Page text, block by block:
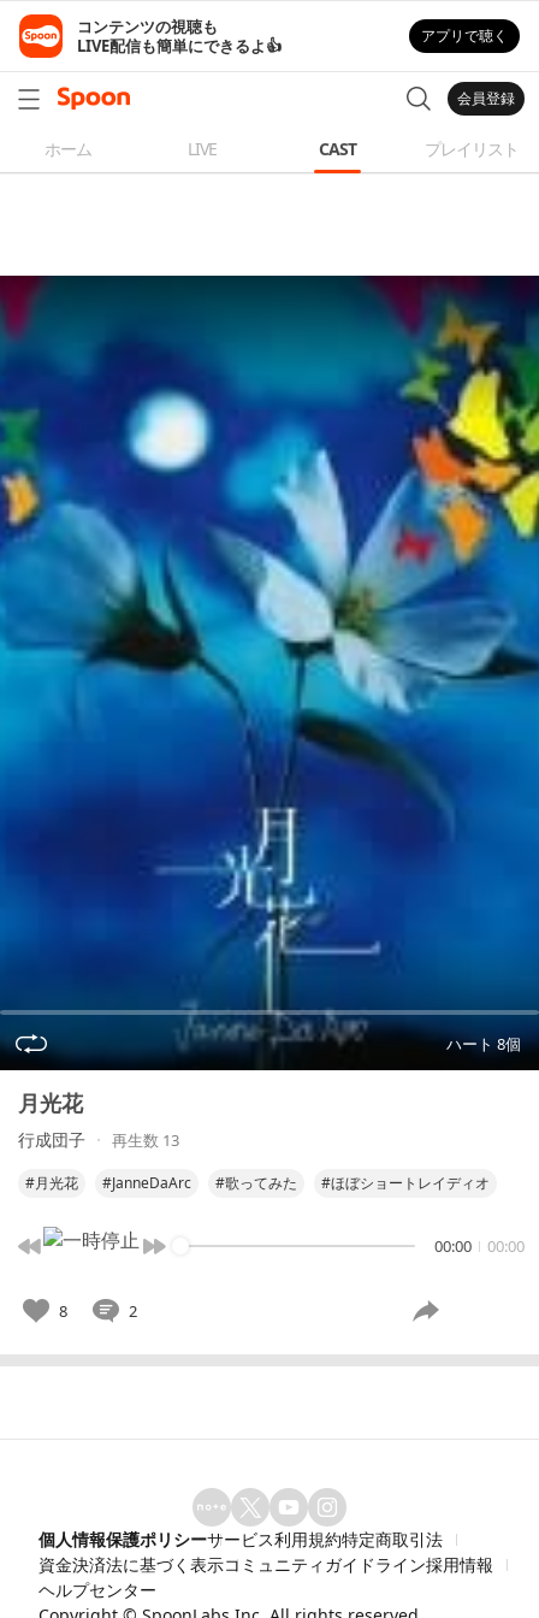
コンテンツの視聴も
LIVE配信も簡単にできるよ👍
アプリで聴く
会員登録
ホーム LIVE CAST プレイリスト
ハート 8個
月光花
行成団子 再生数 13
#月光花 #JanneDaArc #歌ってみた #ほぼショートレイディオ
00:00 00:00
8 2
個人情報保護ポリシーサービス利用規約特定商取引法
資金決済法に基づく表示コミュニティガイドライン採用情報
ヘルプセンター